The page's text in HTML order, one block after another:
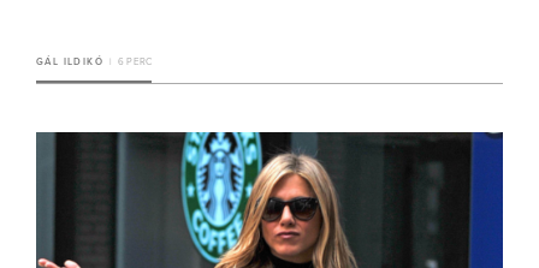
GÁL ILDIKÓ 6 PERC